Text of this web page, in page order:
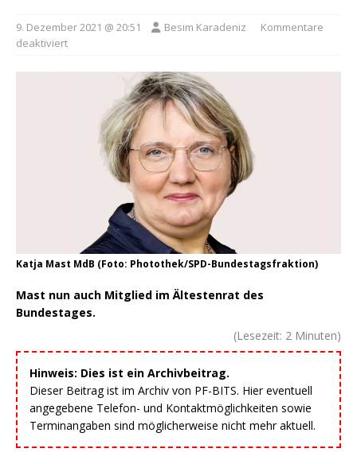
9. Dezember 2021 @ 20:51 Besim Karadeniz
Kommentare
deaktiviert
Katja Mast MdB (Foto: Photothek/SPD-Bundestagsfraktion)
Mast nun auch Mitglied im Ältestenrat des
Bundestages.
(Lesezeit: 2 Minuten)
Hinweis: Dies ist ein Archivbeitrag.
Dieser Beitrag ist im Archiv von PF-BITS. Hier eventuell
angegebene Telefon- und Kontaktmöglichkeiten sowie
Terminangaben sind möglicherweise nicht mehr aktuell.